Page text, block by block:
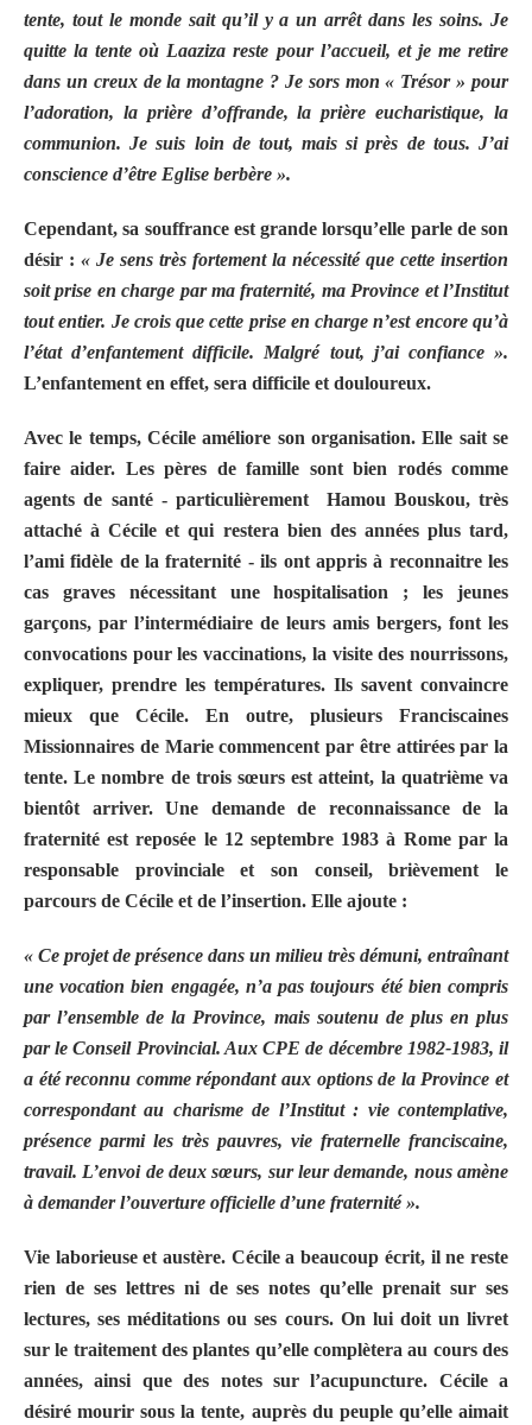
tente, tout le monde sait qu’il y a un arrêt dans les soins. Je
quitte la tente où Laaziza reste pour l’accueil, et je me retire
dans un creux de la montagne ? Je sors mon « Trésor » pour
l’adoration, la prière d’offrande, la prière eucharistique, la
communion. Je suis loin de tout, mais si près de tous. J’ai
conscience d’être Eglise berbère ».
Cependant, sa souffrance est grande lorsqu’elle parle de son
désir : « Je sens très fortement la nécessité que cette insertion
soit prise en charge par ma fraternité, ma Province et l’Institut
tout entier. Je crois que cette prise en charge n’est encore qu’à
l’état d’enfantement difficile. Malgré tout, j’ai confiance ».
L’enfantement en effet, sera difficile et douloureux.
Avec le temps, Cécile améliore son organisation. Elle sait se
faire aider. Les pères de famille sont bien rodés comme
agents de santé - particulièrement
Hamou Bouskou, très
attaché à Cécile et qui restera bien des années plus tard,
l’ami fidèle de la fraternité - ils ont appris à reconnaitre les
cas graves nécessitant une hospitalisation ; les jeunes
garçons, par l’intermédiaire de leurs amis bergers, font les
convocations pour les vaccinations, la visite des nourrissons,
expliquer, prendre les températures. Ils savent convaincre
mieux que Cécile. En outre, plusieurs Franciscaines
Missionnaires de Marie commencent par être attirées par la
tente. Le nombre de trois sœurs est atteint, la quatrième va
bientôt arriver. Une demande de reconnaissance de la
fraternité est reposée le 12 septembre 1983 à Rome par la
responsable provinciale et son conseil, brièvement le
parcours de Cécile et de l’insertion. Elle ajoute :
« Ce projet de présence dans un milieu très démuni, entraînant
une vocation bien engagée, n’a pas toujours été bien compris
par l’ensemble de la Province, mais soutenu de plus en plus
par le Conseil Provincial. Aux CPE de décembre 1982-1983, il
a été reconnu comme répondant aux options de la Province et
correspondant au charisme de l’Institut : vie contemplative,
présence parmi les très pauvres, vie fraternelle franciscaine,
travail. L’envoi de deux sœurs, sur leur demande, nous amène
à demander l’ouverture officielle d’une fraternité ».
Vie laborieuse et austère. Cécile a beaucoup écrit, il ne reste
rien de ses lettres ni de ses notes qu’elle prenait sur ses
lectures, ses méditations ou ses cours. On lui doit un livret
sur le traitement des plantes qu’elle complètera au cours des
années, ainsi que des notes sur l’acupuncture. Cécile a
désiré mourir sous la tente, auprès du peuple qu’elle aimait